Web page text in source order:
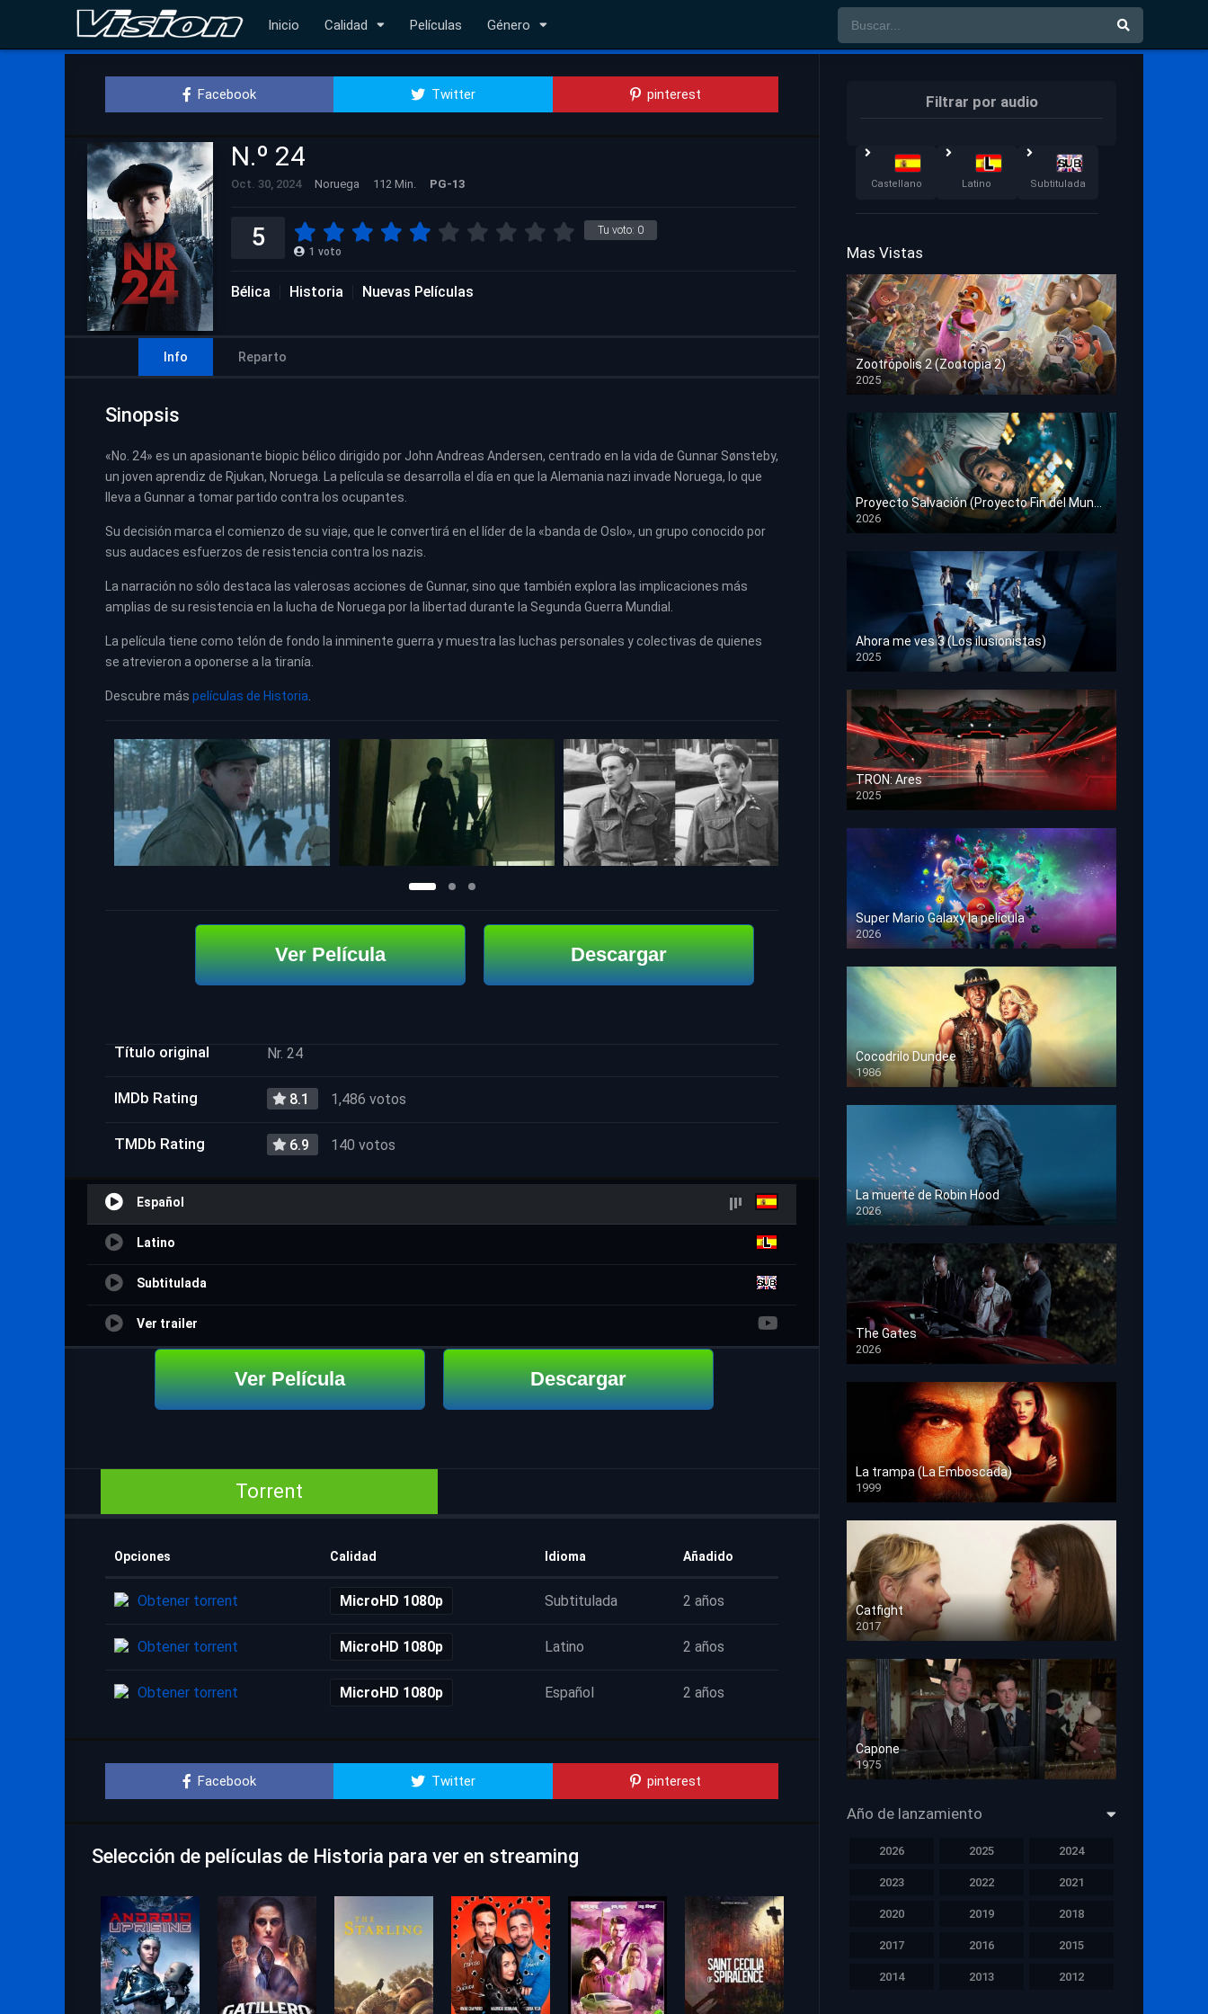
Inicio Calidad Películas Género
Facebook Twitter pinterest
N.º 24
Oct. 30, 2024 Noruega 112 Min. PG-13
Tu voto: 0
5 1 voto
Bélica Historia Nuevas Películas
Info Reparto
Sinopsis
«No. 24» es un apasionante biopic bélico dirigido por John Andreas Andersen, centrado en la vida de Gunnar Sønsteby,
un joven aprendiz de Rjukan, Noruega. La película se desarrolla el día en que la Alemania nazi invade Noruega, lo que
lleva a Gunnar a tomar partido contra los ocupantes.
Su decisión marca el comienzo de su viaje, que le convertirá en el líder de la «banda de Oslo», un grupo conocido por
sus audaces esfuerzos de resistencia contra los nazis.
La narración no sólo destaca las valerosas acciones de Gunnar, sino que también explora las implicaciones más
amplias de su resistencia en la lucha de Noruega por la libertad durante la Segunda Guerra Mundial.
La película tiene como telón de fondo la inminente guerra y muestra las luchas personales y colectivas de quienes
se atrevieron a oponerse a la tiranía.
Descubre más películas de Historia
Ver Película Descargar
Título original Nr. 24
IMDb Rating 8.1 1,486 votos
TMDb Rating 6.9 140 votos
Español
Latino
Subtitulada
Ver trailer
Ver Película Descargar
Torrent
Opciones Calidad Idioma Añadido
Obtener torrent MicroHD 1080p Subtitulada 2 años
Obtener torrent MicroHD 1080p Latino 2 años
Obtener torrent MicroHD 1080p Español 2 años
Facebook Twitter pinterest
Selección de películas de Historia para ver en streaming
Filtrar por audio
Castellano Latino Subtitulada
Mas Vistas
Zootrópolis 2 (Zootopia 2)
2025
HD 1080p
Proyecto Salvación (Proyecto Fin del Mundo)
2026
HD 1080p
Ahora me ves 3 (Los ilusionistas)
2025
HD 1080p
TRON: Ares
2025
HD 1080p
Super Mario Galaxy la película
2026
HD 1080p
Cocodrilo Dundee
1986
HD 1080p
La muerte de Robin Hood
2026
HD 1080p
The Gates
2026
HD 1080p
La trampa (La Emboscada)
1999
HD 1080p
Catfight
2017
HD 720p
Capone
1975
HD 1080p
Año de lanzamiento
2026 2025 2024
2023 2022 2021
2020 2019 2018
2017 2016 2015
2014 2013 2012